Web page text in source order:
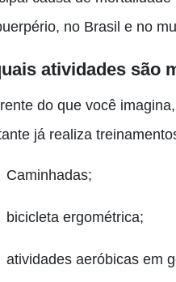
no Brasil e no
atividades são
do que você
já realiza
Caminhadas;
bicicleta ergométrica;
atividades aeróbicas em